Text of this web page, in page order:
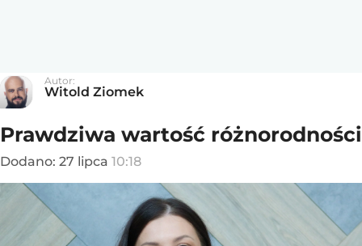
Autor:
Witold Ziomek
Prawdziwa wartość różnorodności
Dodano: 27 lipca 10:18